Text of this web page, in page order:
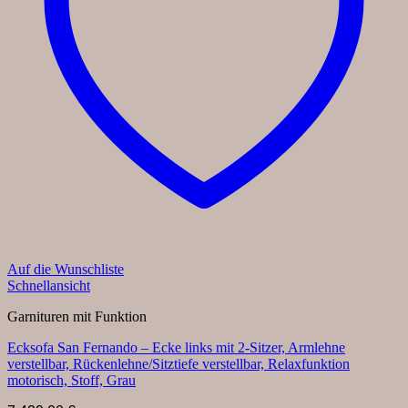
Auf die Wunschliste
Schnellansicht
Garnituren mit Funktion
Ecksofa San Fernando – Ecke links mit 2-Sitzer, Armlehne
verstellbar, Rückenlehne/Sitztiefe verstellbar, Relaxfunktion
motorisch, Stoff, Grau